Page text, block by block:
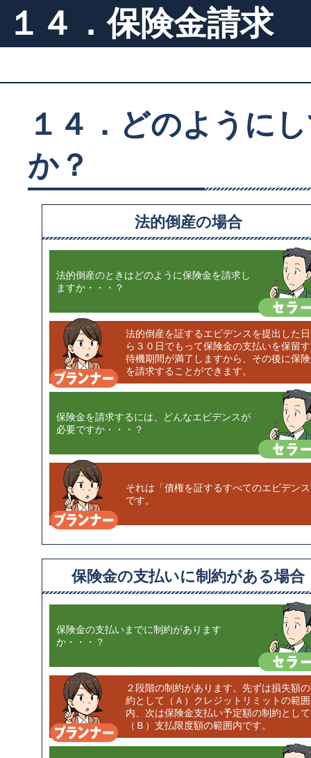
１４．保険金請求
１４．どのように
か？
法的倒産の場合
法的倒産のときはどのように保険金を請求し
ますか・・・？
法的倒産を証するエビデンスを提出した
ら３０日でもって保険金の支払いを保留
待機期間が満了しますから、その後に保
を請求することができます。
保険金を請求するには、どんなエビデンスが
必要ですか・・・？
それは「債権を証するすべてのエビデン
です。
保険金の支払いに制約がある場合
保険金の支払いまでに制約があります
か・・・？
２段階の制約があります。先ずは損失額
約として（Ａ）クレジットリミットの範囲
内、次は保険金支払い予定額の制約として
（Ｂ）支払限度額の範囲内です。